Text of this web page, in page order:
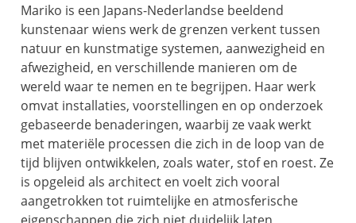
Mariko is een Japans-Nederlandse beeldend
kunstenaar wiens werk de grenzen verkent tussen
natuur en kunstmatige systemen, aanwezigheid en
afwezigheid, en verschillende manieren om de
wereld waar te nemen en te begrijpen. Haar werk
omvat installaties, voorstellingen en op onderzoek
gebaseerde benaderingen, waarbij ze vaak werkt
met materiële processen die zich in de loop van de
tijd blijven ontwikkelen, zoals water, stof en roest. Ze
is opgeleid als architect en voelt zich vooral
aangetrokken tot ruimtelijke en atmosferische